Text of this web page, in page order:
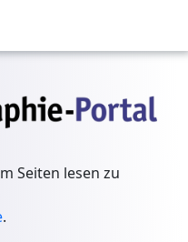
Seiten lesen zu
.